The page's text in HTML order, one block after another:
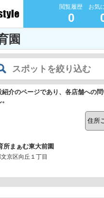
閲覧履歴
0
お気
園
スポットを絞り込む
介のページであり、各店舗への
所まぁむ東大前園
京区向丘１丁目